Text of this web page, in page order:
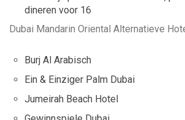
dineren voor 16
Dubai Mandarin Oriental Alternatieve
Burj Al Arabisch
Ein & Einziger Palm Dubai
Jumeirah Beach Hotel